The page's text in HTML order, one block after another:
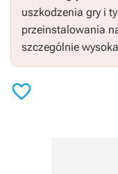
uszkodzenia gry i
przeinstalowania
szczególnie
